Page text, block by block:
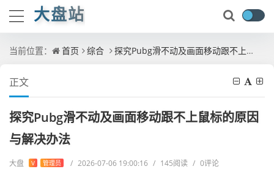
大盘站
当前位置： 首页 综合 探究Pubg滑不动及画面移动跟不上鼠标的原因与解决办法
正文
探究Pubg滑不动及画面移动跟不上鼠标的原因
与解决办法
大盘 V 管理员 / 2026-07-06 19:00:16 / 145阅读 / 0评论